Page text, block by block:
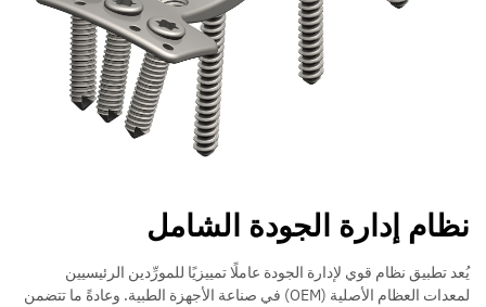
نظام إدارة الجودة الشامل
يُعد تطبيق نظام قوي لإدارة الجودة عاملًا تمييزيًا للمورِّدين الرئيسيين
لمعدات العظام الأصلية (OEM) في صناعة الأجهزة الطبية. وعادةً ما تتضمن